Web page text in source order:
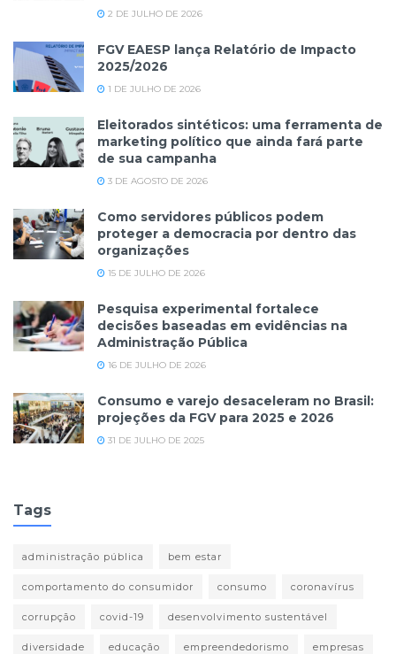
2 DE JULHO DE 2026
FGV EAESP lança Relatório de Impacto
2025/2026
1 DE JULHO DE 2026
Eleitorados sintéticos: uma ferramenta de
marketing político que ainda fará parte
de sua campanha
3 DE AGOSTO DE 2026
Como servidores públicos podem
proteger a democracia por dentro das
organizações
15 DE JULHO DE 2026
Pesquisa experimental fortalece
decisões baseadas em evidências na
Administração Pública
16 DE JULHO DE 2026
Consumo e varejo desaceleram no Brasil:
projeções da FGV para 2025 e 2026
31 DE JULHO DE 2025
Tags
administração pública bem estar
comportamento do consumidor consumo coronavírus
corrupção covid-19 desenvolvimento sustentável
diversidade educação empreendedorismo empresas